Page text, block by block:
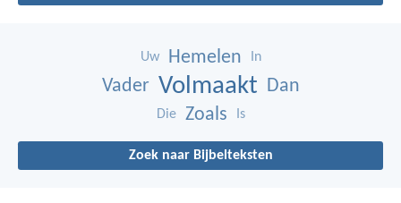
Uw Hemelen In
Vader Volmaakt Dan
Die Zoals Is
Zoek naar Bijbelteksten